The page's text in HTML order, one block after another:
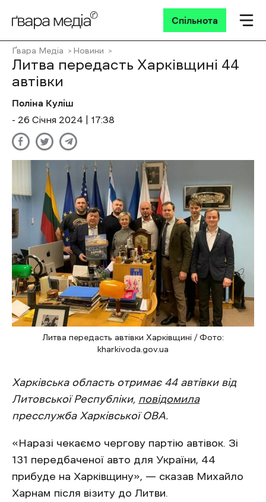
Спільнота
Ґвара Медіа Новини
Литва передасть Харківщині 44
автівки
Поліна Куліш
- 26 Січня 2024 | 17:38
Литва передасть автівки Харківщині / Фото:
kharkivoda.gov.ua
Харківська область отримає 44 автівки від
Литовської Республіки, повідомила
пресслужба Харківської ОВА.
«Наразі чекаємо чергову партію автівок. Зі
131 передбаченої авто для України, 44
прибуде на Харківщину», — сказав Михайло
Харнам після візиту до Литви.